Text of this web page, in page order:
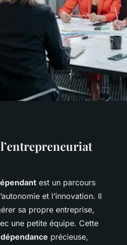
Guide Complet
Propre
de lecture
est un parcours
et l’innovation. Il
sa propre entreprise,
une petite équipe. Cette
précieuse,